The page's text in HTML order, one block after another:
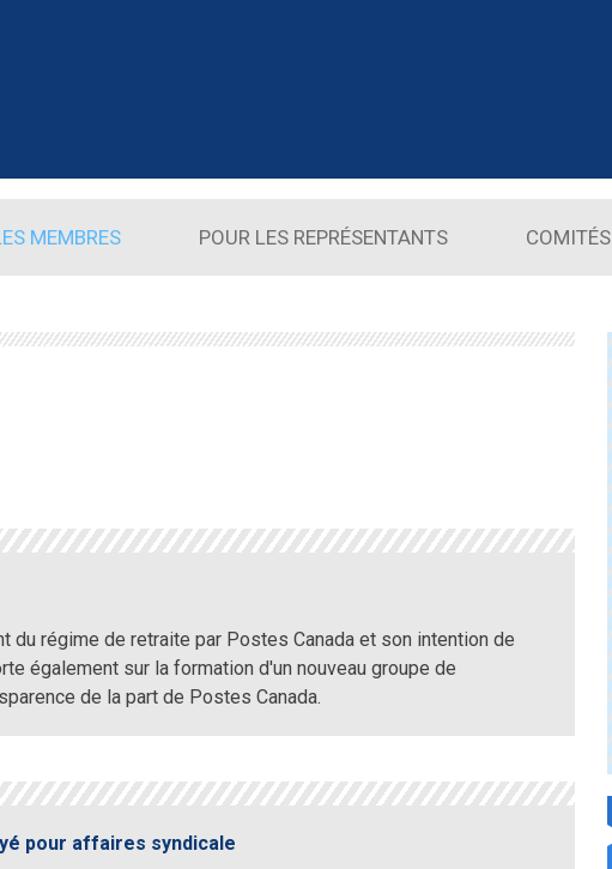
MEMBRES POUR LES REPRÉSENTANTS COMITÉS
du régime de retraite par Postes Canada et son intention de
également sur la formation d'un nouveau groupe de
de la part de Postes Canada.
pour affaires syndicale